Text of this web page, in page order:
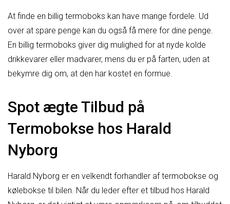
At finde en billig termoboks kan have mange fordele. Ud
over at spare penge kan du også få mere for dine penge.
En billig termoboks giver dig mulighed for at nyde kolde
drikkevarer eller madvarer, mens du er på farten, uden at
bekymre dig om, at den har kostet en formue.
Spot ægte Tilbud på
Termobokse hos Harald
Nyborg
Harald Nyborg er en velkendt forhandler af termobokse og
kølebokse til bilen. Når du leder efter et tilbud hos Harald